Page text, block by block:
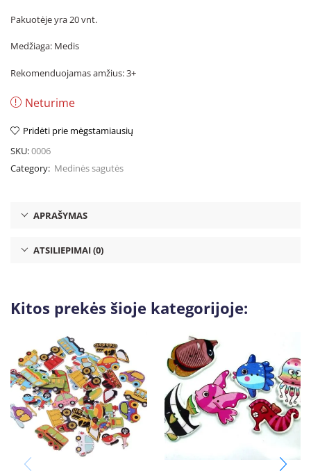
Pakuotėje yra 20 vnt.
Medžiaga: Medis
Rekomenduojamas amžius: 3+
Neturime
Pridėti prie mėgstamiausių
SKU:0006
Category: Medinės sagutės
APRAŠYMAS
ATSILIEPIMAI (0)
Kitos prekės šioje kategorijoje: